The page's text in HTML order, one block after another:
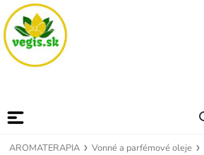
AROMATERAPIA Vonné a parfémové oleje